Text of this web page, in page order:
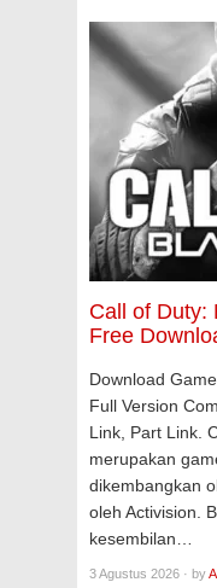
Call of Duty:
Free
Download
Full Version
Link, Part Link.
merupakan
dikembangkan
oleh Activision.
kesembilan…
3 Agustus 2026 · by